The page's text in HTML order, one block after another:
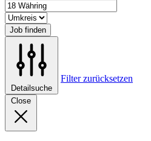
Job finden
Detailsuche
Filter zurücksetzen
Close